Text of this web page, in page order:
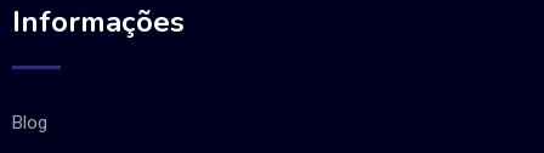
Informações
Blog